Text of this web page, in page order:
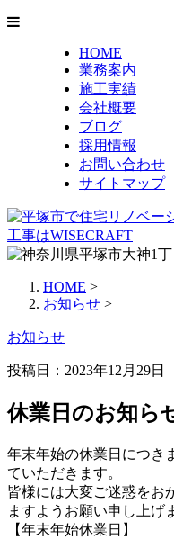
HOME
業務案内
施工実績
会社概要
ブログ
採用情報
お問い合わせ
サイトマップ
HOME >
お知らせ >
お知らせ
投稿日： 2023年12月29日
休業日のお知ら
年末年始の休業日につき
ていただきます。
皆様には大変ご迷惑をお
ますようお願い申し上げ
【年末年始休業日】